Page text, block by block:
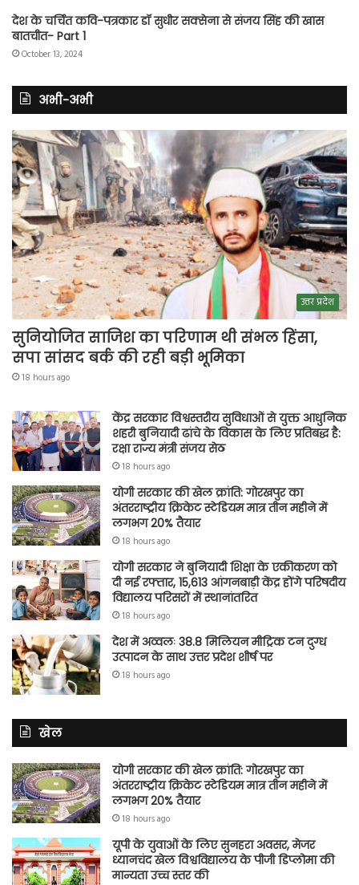
देश के चर्चित कवि-पत्रकार डॉ सुधीर सक्सेना से संजय सिंह की खास
बातचीत- Part 1
October 13, 2024
अभी-अभी
उत्तर प्रदेश
सुनियोजित साजिश का परिणाम थी संभल हिंसा,
सपा सांसद बर्क की रही बड़ी भूमिका
18 hours ago
केंद्र सरकार विश्वस्तरीय सुविधाओं से युक्त आधुनिक
शहरी बुनियादी ढांचे के विकास के लिए प्रतिबद्ध है:
रक्षा राज्य मंत्री संजय सेठ
18 hours ago
योगी सरकार की खेल क्रांति: गोरखपुर का
अंतरराष्ट्रीय क्रिकेट स्टेडियम मात्र तीन महीने में
लगभग 20% तैयार
18 hours ago
योगी सरकार ने बुनियादी शिक्षा के एकीकरण को
दी नई रफ्तार, 15,613 आंगनबाड़ी केंद्र होंगे परिषदीय
विद्यालय परिसरों में स्थानांतरित
18 hours ago
देश में अव्वलः 38.8 मिलियन मीट्रिक टन दुग्ध
उत्पादन के साथ उत्तर प्रदेश शीर्ष पर
18 hours ago
खेल
योगी सरकार की खेल क्रांति: गोरखपुर का
अंतरराष्ट्रीय क्रिकेट स्टेडियम मात्र तीन महीने में
लगभग 20% तैयार
18 hours ago
यूपी के युवाओं के लिए सुनहरा अवसर, मेजर
ध्यानचंद खेल विश्वविद्यालय के पीजी डिप्लोमा की
मान्यता उच्च स्तर की